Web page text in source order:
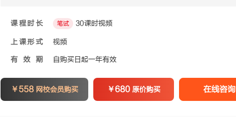
课程时长 笔试 30课时视频
上课形式 视频
有效期 自购买日起一年有效
￥558 网校会员购买 ￥680 原价购买 在线咨询